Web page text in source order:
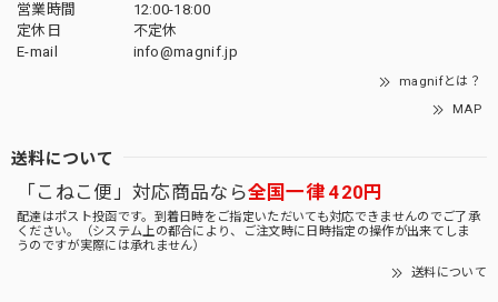
営業時間
12:00-18:00
定休日
不定休
E-mail
info@magnif.jp
magnifとは？
MAP
送料について
「こねこ便」対応商品なら全国一律 420円
配達はポスト投函です。到着日時をご指定いただいても対応できませんのでご了承
ください。（システム上の都合により、ご注文時に日時指定の操作が出来てしま
うのですが実際には承れません）
送料について